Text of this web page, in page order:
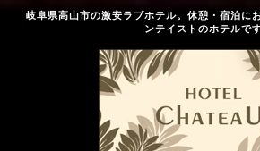
岐阜県高山市の激安ラブホテル。休憩・宿泊に
ンテイストのホテルです